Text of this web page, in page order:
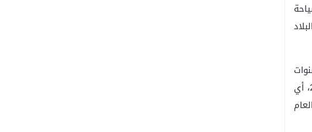
الخمس الماضية، ومع ذلك، يظل السياح الذين زاروا لبنان في 2017 دون الرقم الذي كانت البلاد قد في 2010، أي